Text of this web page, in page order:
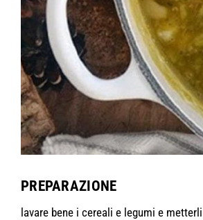
PREPARAZIONE
lavare bene i cereali e legumi e